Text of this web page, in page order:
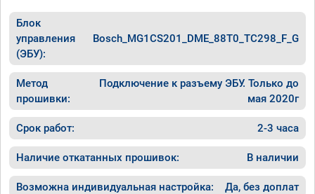
Блок
управления
(ЭБУ):
Bosch_MG1CS201_DME_88T0_TC298_F_G
Метод
прошивки:
Подключение к разъему ЭБУ. Только до
мая 2020г
Срок работ: 2-3 часа
Наличие откатанных прошивок: В наличии
Возможна индивидуальная настройка: Да, без доплат